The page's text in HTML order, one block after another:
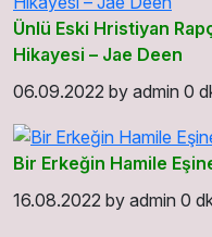
Ünlü Eski Hristiyan
Hikayesi – Jae Deen
06.09.2022 by admin 0
Bir Erkeğin Hamile
16.08.2022 by admin 0